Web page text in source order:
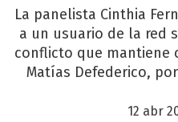
La panelista Cinthia
a un usuario de la red
conflicto que mantiene
Matías Defederico,
12 abr